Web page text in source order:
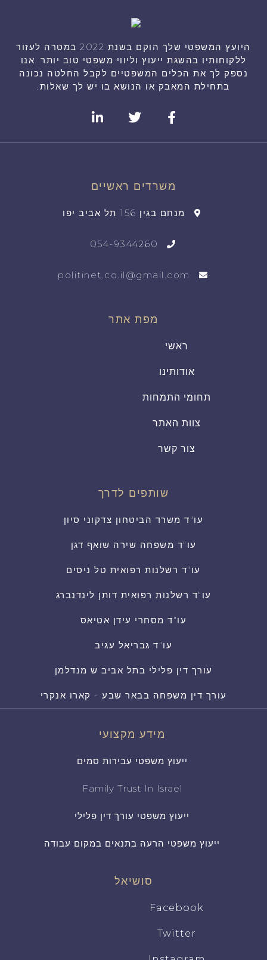
היועץ המשפטי שלך הוקם בשנת 2022 במטרה לעזור
ללקוחותיו בהשגת ייעוץ וליווי משפטי טוב יותר. אנו
נספק לך את הכלים המשפטיים לקבל החלטה נכונה
בתחילת המאבק או הנושא בו יש לך שאלות.
משרדים ראשיים
מנחם בגין 156 תל אביב יפו
054-9344260
politinet.co.il@gmail.com
מפת אתר
ראשי
אודותינו
תחומי התמחות
צוות האתר
צור קשר
שותפים לדרך
עו"ד משרד הביטחון צדקוני סיון
עו"ד משפחה שירה שואף דגן
עו"ד רשלנות רפואית טל ניסים
עו"ד רשלנות רפואית דותן לינדנברג
עו"ד מסחרי עידן אטיאס
עו"ד גבריאל עגיב
עורך דין פלילי בתל אביב ש מנדלמן
עורך דין משפחה בבאר שבע - קארו אנקרי
מידע מקצועי
ייעוץ משפטי עבירות סמים
Family Trust In Israel
ייעוץ משפטי עורך דין פלילי
ייעוץ משפטי הרעה בתנאים במקום עבודה
סושיאל
Facebook
Twitter